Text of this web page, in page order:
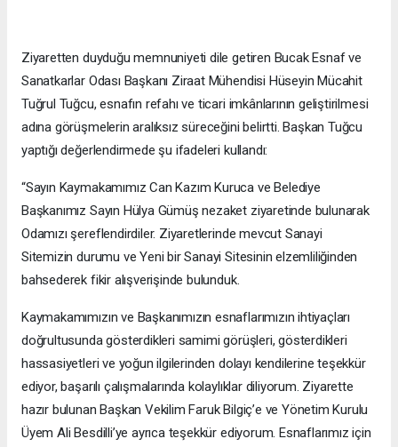
Ziyaretten duyduğu memnuniyeti dile getiren Bucak Esnaf ve
Sanatkarlar Odası Başkanı Ziraat Mühendisi Hüseyin Mücahit
Tuğrul Tuğcu, esnafın refahı ve ticari imkânlarının geliştirilmesi
adına görüşmelerin aralıksız süreceğini belirtti. Başkan Tuğcu
yaptığı değerlendirmede şu ifadeleri kullandı:
“Sayın Kaymakamımız Can Kazım Kuruca ve Belediye
Başkanımız Sayın Hülya Gümüş nezaket ziyaretinde bulunarak
Odamızı şereflendirdiler. Ziyaretlerinde mevcut Sanayi
Sitemizin durumu ve Yeni bir Sanayi Sitesinin elzemliliğinden
bahsederek fikir alışverişinde bulunduk.
Kaymakamımızın ve Başkanımızın esnaflarımızın ihtiyaçları
doğrultusunda gösterdikleri samimi görüşleri, gösterdikleri
hassasiyetleri ve yoğun ilgilerinden dolayı kendilerine teşekkür
ediyor, başarılı çalışmalarında kolaylıklar diliyorum. Ziyarette
hazır bulunan Başkan Vekilim Faruk Bilgiç’e ve Yönetim Kurulu
Üyem Ali Besdilli’ye ayrıca teşekkür ediyorum. Esnaflarımız için